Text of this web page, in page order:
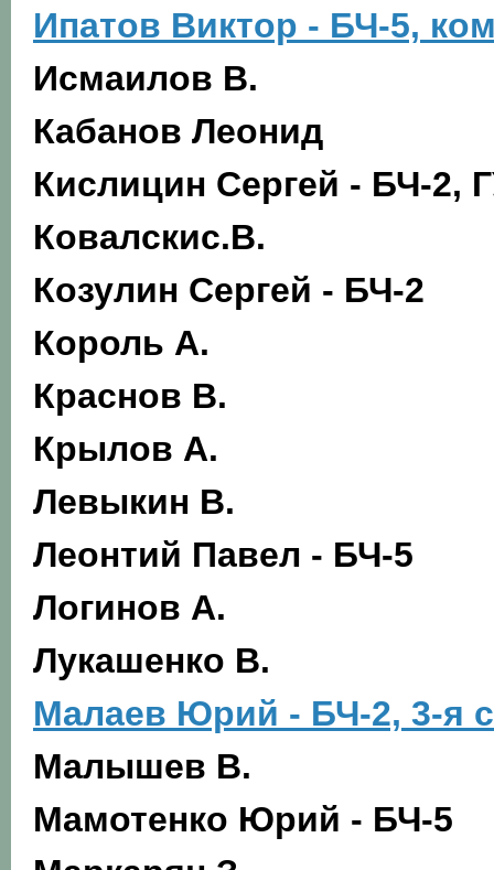
Ипатов Виктор - БЧ-5,
Исмаилов В.
Кабанов Леонид
Кислицин Сергей - БЧ-2,
Ковалскис.В.
Козулин Сергей - БЧ-2
Король А.
Краснов В.
Крылов А.
Левыкин В.
Леонтий Павел - БЧ-5
Логинов А.
Лукашенко В.
Малаев Юрий - БЧ-2, 3-я
Малышев В.
Мамотенко Юрий - БЧ-5